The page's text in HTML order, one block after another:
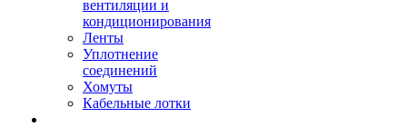
вентиляции и
кондиционирования
Ленты
Уплотнение
соединений
Хомуты
Кабельные лотки